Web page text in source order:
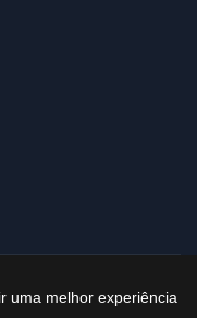
Gilar
uma melhor experiência